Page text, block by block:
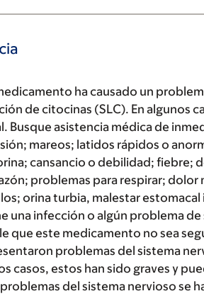
ha causado un
de citocinas (SLC). En algunos
Busque asistencia médica de
mareos; latidos rápidos o
cansancio o debilidad; fiebre;
problemas para respirar;
orina turbia, malestar
una infección o algún problema
que este medicamento no sea
problemas del sistema
casos, estos han sido graves y
del sistema nervioso se